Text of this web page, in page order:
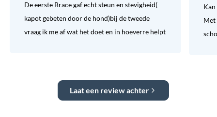
De eerste Brace gaf echt steun en stevigheid(
kapot gebeten door de hond)bij de tweede
vraag ik me af wat het doet en in hoeverre helpt
Met
Laat een review achter